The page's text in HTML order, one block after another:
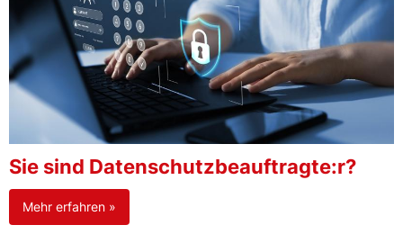
Sie sind Datenschutzbeauftragte:r?
Mehr erfahren »